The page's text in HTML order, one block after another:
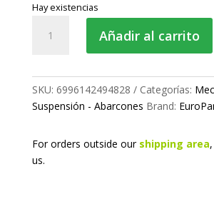
Hay existencias
150x240
mm
Añadir al carrito
SKU: 6996142494828 Categorías:
Suspensión - Abarcones Brand:
For orders outside our shipping area
us.